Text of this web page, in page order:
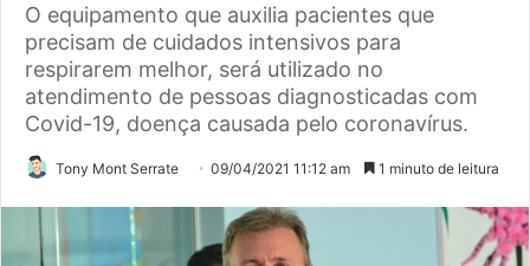
O equipamento que auxilia pacientes que
precisam de cuidados intensivos para
respirarem melhor, será utilizado no
atendimento de pessoas diagnosticadas com
Covid-19, doença causada pelo coronavírus.
Tony Mont Serrate 09/04/2021 11:12 am 1 minuto de leitura